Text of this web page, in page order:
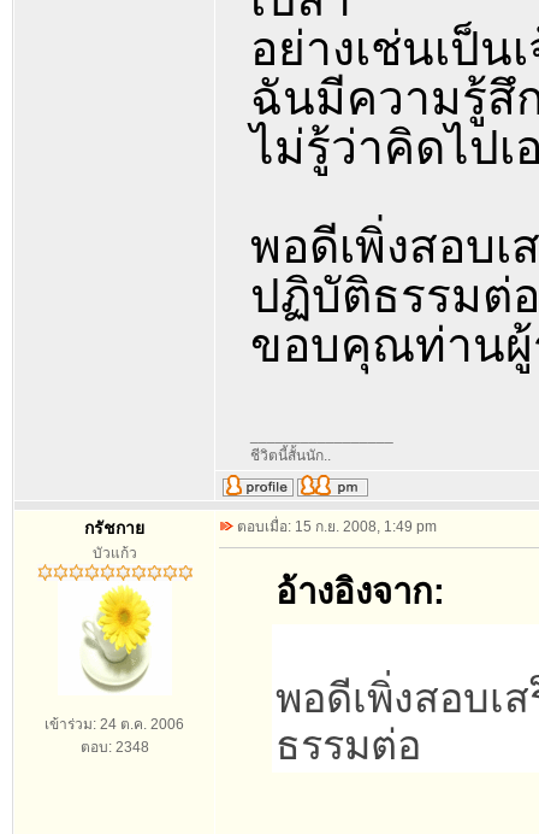
อย่างเช่นเป็น
ฉันมีความรู้สึ
ไม่รู้ว่าคิดไปเ
พอดีเพิ่งสอบ
ปฏิบัติธรรมต่อ
ขอบคุณท่าน
ชีวิตนี้สั้นนัก..
กรัชกาย
บัวแก้ว
เข้าร่วม: 24 ต.ค. 2006
ตอบ: 2348
ตอบเมื่อ: 15 ก.ย. 2008, 1:49 pm
อ้างอิงจาก:
พอดีเพิ่งสอบเ
ธรรมต่อ